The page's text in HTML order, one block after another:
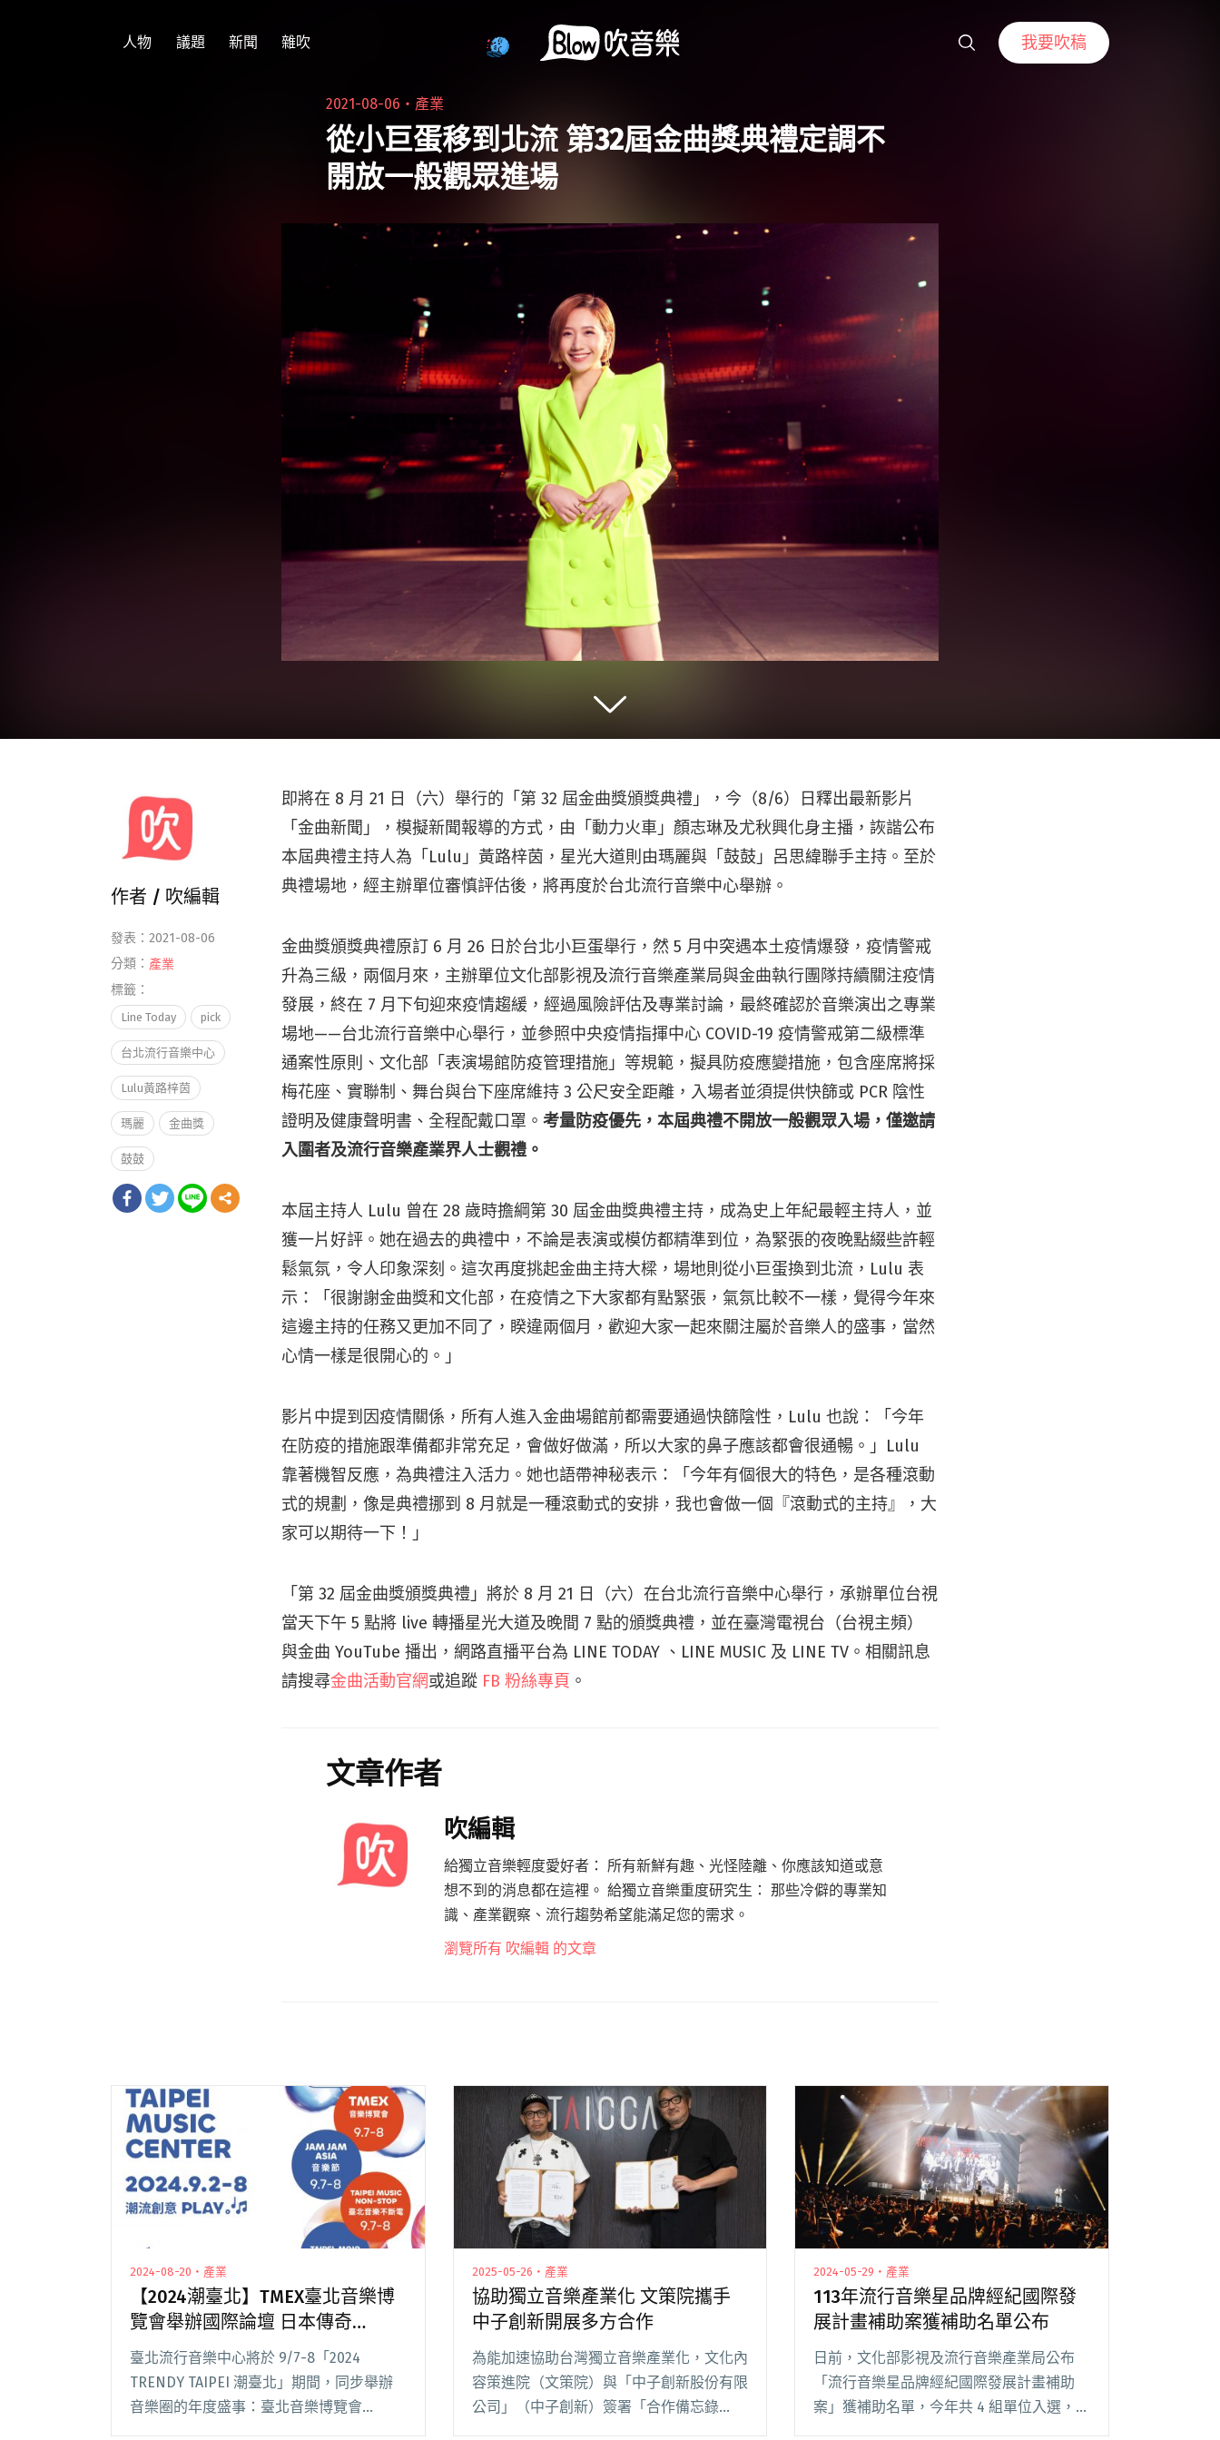
人物 議題 新聞 雜吹 我要吹稿
2021-08-06・ 產業
從小巨蛋移到北流 第32屆金曲獎典禮定調不
開放一般觀眾進場
即將在 8 月 21 日（六）舉行的「第 32 屆金曲獎頒獎典禮」，今（8/6）日釋出最新影片
「金曲新聞」，模擬新聞報導的方式，由「動力火車」顏志琳及尤秋興化身主播，詼諧公布
本屆典禮主持人為「Lulu」黃路梓茵，星光大道則由瑪麗與「鼓鼓」呂思緯聯手主持。至於
典禮場地，經主辦單位審慎評估後，將再度於台北流行音樂中心舉辦。
金曲獎頒獎典禮原訂 6 月 26 日於台北小巨蛋舉行，然 5 月中突遇本土疫情爆發，疫情警戒
升為三級，兩個月來，主辦單位文化部影視及流行音樂產業局與金曲執行團隊持續關注疫情
發展，終在 7 月下旬迎來疫情趨緩，經過風險評估及專業討論，最終確認於音樂演出之專業
場地——台北流行音樂中心舉行，並參照中央疫情指揮中心 COVID-19 疫情警戒第二級標準
通案性原則、文化部「表演場館防疫管理措施」等規範，擬具防疫應變措施，包含座席將採
梅花座、實聯制、舞台與台下座席維持 3 公尺安全距離，入場者並須提供快篩或 PCR 陰性
證明及健康聲明書、全程配戴口罩。考量防疫優先，本屆典禮不開放一般觀眾入場，僅邀請
入圍者及流行音樂產業界人士觀禮。
本屆主持人 Lulu 曾在 28 歲時擔綱第 30 屆金曲獎典禮主持，成為史上年紀最輕主持人，並
獲一片好評。她在過去的典禮中，不論是表演或模仿都精準到位，為緊張的夜晚點綴些許輕
鬆氣氛，令人印象深刻。這次再度挑起金曲主持大樑，場地則從小巨蛋換到北流，Lulu 表
示：「很謝謝金曲獎和文化部，在疫情之下大家都有點緊張，氣氛比較不一樣，覺得今年來
這邊主持的任務又更加不同了，睽違兩個月，歡迎大家一起來關注屬於音樂人的盛事，當然
心情一樣是很開心的。」
影片中提到因疫情關係，所有人進入金曲場館前都需要通過快篩陰性，Lulu 也說：「今年
在防疫的措施跟準備都非常充足，會做好做滿，所以大家的鼻子應該都會很通暢。」Lulu
靠著機智反應，為典禮注入活力。她也語帶神秘表示：「今年有個很大的特色，是各種滾動
式的規劃，像是典禮挪到 8 月就是一種滾動式的安排，我也會做一個『滾動式的主持』，大
家可以期待一下！」
「第 32 屆金曲獎頒獎典禮」將於 8 月 21 日（六）在台北流行音樂中心舉行，承辦單位台視
當天下午 5 點將 live 轉播星光大道及晚間 7 點的頒獎典禮，並在臺灣電視台（台視主頻）
與金曲 YouTube 播出，網路直播平台為 LINE TODAY 、LINE MUSIC 及 LINE TV。相關訊息
請搜尋金曲活動官網或追蹤 FB 粉絲專頁 。
文章作者
吹編輯
給獨立音樂輕度愛好者： 所有新鮮有趣、光怪陸離、你應該知道或意
想不到的消息都在這裡。 給獨立音樂重度研究生： 那些冷僻的專業知
識、產業觀察、流行趨勢希望能滿足您的需求。
瀏覽所有 吹編輯 的文章
作者 / 吹編輯
發表：2021-08-06
分類： 產業
標籤：
Line Today pick
台北流行音樂中心
Lulu黃路梓茵
瑪麗 金曲獎
鼓鼓
2024-08-20・產業
【2024潮臺北】TMEX臺北音樂博
覽會舉辦國際論壇 日本傳奇
livehouse社長、西雅圖流行文化
博物館CEO皆來台！
臺北流行音樂中心將於 9/7-8「2024
TRENDY TAIPEI 潮臺北」期間，同步舉辦
音樂圈的年度盛事：臺北音樂博覽會
TAIPEI MUSIC EXPO（以下簡稱 TMEX），
2025-05-26・產業
協助獨立音樂產業化 文策院攜手
中子創新開展多方合作
為能加速協助台灣獨立音樂產業化，文化內
容策進院（文策院）與「中子創新股份有限
公司」（中子創新）簽署「合作備忘錄
（MOU）」，盼能結合中子創新旗下豐富
2024-05-29・產業
113年流行音樂星品牌經紀國際發
展計畫補助案獲補助名單公布
日前，文化部影視及流行音樂產業局公布
「流行音樂星品牌經紀國際發展計畫補助
案」獲補助名單，今年共 4 組單位入選，
包括聲音的卡夫卡股份有限公司（康士坦的